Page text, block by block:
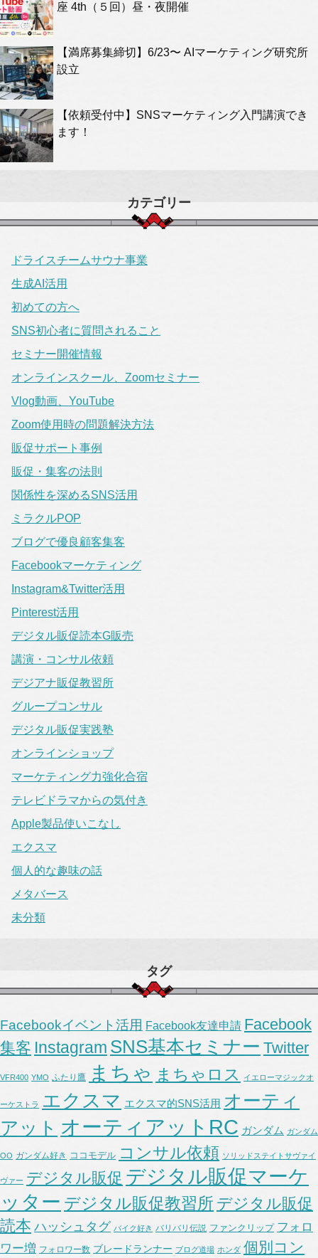
座 4th（５回）昼・夜開催
【満席募集締切】6/23〜 AIマーケティング研究所
設立
【依頼受付中】SNSマーケティング入門講演でき
ます！
カテゴリー
ドライスチームサウナ事業
生成AI活用
初めての方へ
SNS初心者に質問されること
セミナー開催情報
オンラインスクール、Zoomセミナー
Vlog動画、YouTube
Zoom使用時の問題解決方法
販促サポート事例
販促・集客の法則
関係性を深めるSNS活用
ミラクルPOP
ブログで優良顧客集客
Facebookマーケティング
Instagram&Twitter活用
Pinterest活用
デジタル販促読本G販売
講演・コンサル依頼
デジアナ販促教習所
グループコンサル
デジタル販促実践塾
オンラインショップ
マーケティング力強化合宿
テレビドラマからの気付き
Apple製品使いこなし
エクスマ
個人的な趣味の話
メタバース
未分類
タグ
Facebookイベント活用 Facebook友達申請 Facebook
集客 Instagram SNS基本セミナー Twitter
VFR400 YMO ふたり鷹 まちゃ まちゃロス イエローマジックオ
ーケストラ エクスマ エクスマ的SNS活用 オーティ
アット オーティアットRC ガンダム ガンダム
OO ガンダム好き ココモデル コンサル依頼 ソリッドステイトサヴァイ
ヴァー デジタル販促 デジタル販促マーケ
ッター デジタル販促教習所 デジタル販促
読本 ハッシュタグ バイク好き バリバリ伝説 ファンクリップ フォロ
ワー増 フォロワー数 ブレードランナー ブログ道場 ホンダ 個別コン